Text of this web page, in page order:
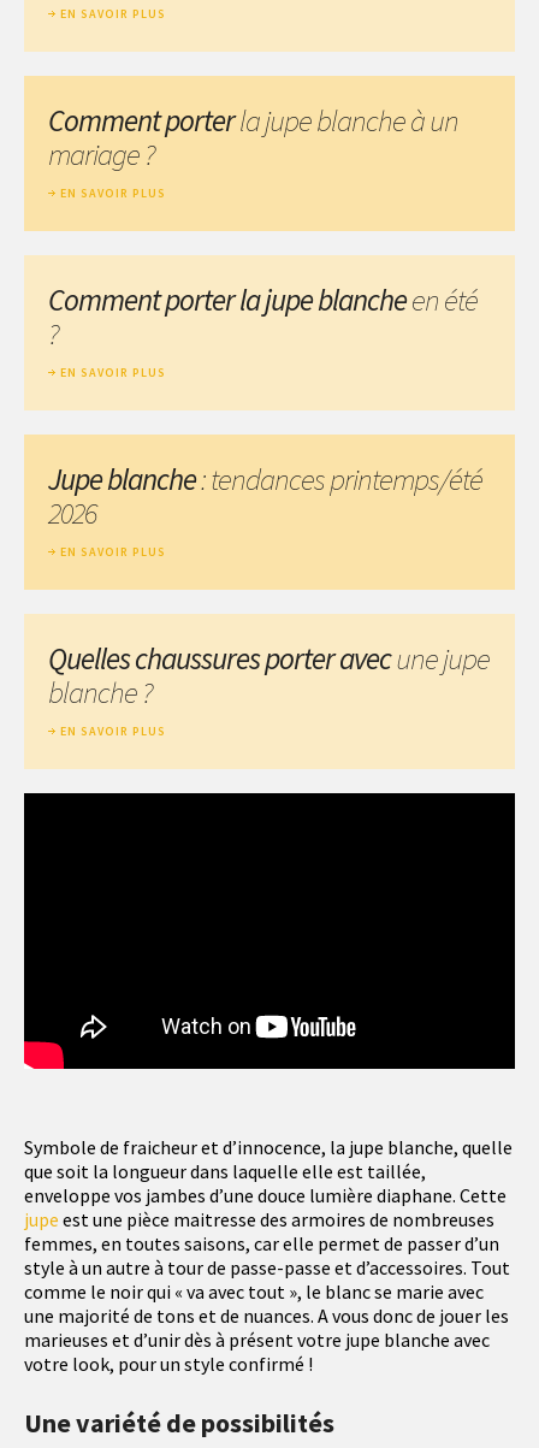
Symbole de fraicheur et d’innocence, la jupe blanche, quelle
que soit la longueur dans laquelle elle est taillée,
enveloppe vos jambes d’une douce lumière diaphane. Cette
jupe est une pièce maitresse des armoires de nombreuses
femmes, en toutes saisons, car elle permet de passer d’un
style à un autre à tour de passe-passe et d’accessoires. Tout
comme le noir qui « va avec tout », le blanc se marie avec
une majorité de tons et de nuances. A vous donc de jouer les
marieuses et d’unir dès à présent votre jupe blanche avec
votre look, pour un style confirmé !
Une variété de possibilités
EN SAVOIR PLUS
Comment porterla jupe blanche à un
mariage ?
EN SAVOIR PLUS
Comment porter la jupe blancheen été
?
EN SAVOIR PLUS
Jupe blanche: tendances printemps/été
2026
EN SAVOIR PLUS
Quelles chaussures porter avecune jupe
blanche ?
EN SAVOIR PLUS